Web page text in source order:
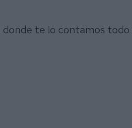
te lo contamos